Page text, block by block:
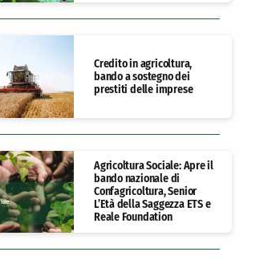
Credito in agricoltura,
bando a sostegno dei
prestiti delle imprese
Agricoltura Sociale: Apre il
bando nazionale di
Confagricoltura, Senior
L’Età della Saggezza ETS e
Reale Foundation